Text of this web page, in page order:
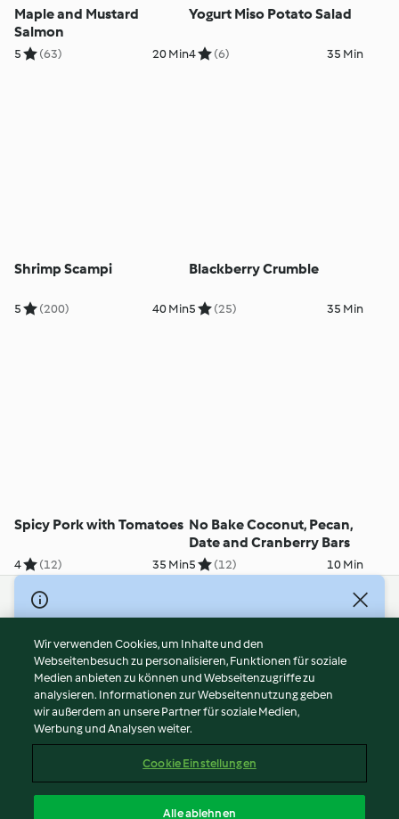
Maple and Mustard
Salmon
5 (63) 20 Min
Yogurt Miso Potato Salad
4 (6) 35 Min
Shrimp Scampi
5 (200) 40 Min
Blackberry Crumble
5 (25) 35 Min
Spicy Pork with Tomatoes
4 (12) 35 Min
No Bake Coconut, Pecan,
Date and Cranberry Bars
5 (12) 10 Min
© Copyright 2026
Nutzungsbedingungen
Datenschutzrichtlinien
Disclaimer
Impressum
Cookies
Abo kündigen
Wir verwenden Cookies, um Inhalte und den
Webseitenbesuch zu personalisieren, Funktionen für soziale
Medien anbieten zu können und Webseitenzugriffe zu
analysieren. Informationen zur Webseitennutzung geben
wir außerdem an unsere Partner für soziale Medien,
Werbung und Analysen weiter.
Cookie Einstellungen
Alle ablehnen